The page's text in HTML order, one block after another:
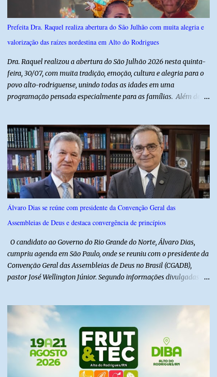
Monsenhor Walfredo Gurgel, em Natal, onde permanece internado
sob cuidados médicos especializados. Segundo informações da
Polícia Militar, a criança é filha de um policial militar. PM reforça
alerta sobre álcool e direção Em nota, a Polícia Militar manifestou
Prefeita Dra. Raquel realiza abertura do São Julhão com muita alegria e
valorização das raízes nordestina em Alto do Rodrigues
Dra. Raquel realizou a abertura do São Julhão 2026 nesta quinta-
feira, 30/07, com muita tradição, emoção, cultura e alegria para o
povo alto-rodriguense, unindo todas as idades em uma
programação pensada especialmente para as famílias. Além de
mostrando o cuidado com o desenvolvimento do alto-rodriguense.
A primeira noite foi marcada por apresentações que
emocionaram o público, contando com as quadrilhas das escolas
municipais Félix Antônio e Walfredo Gurgel, o ritmo contagiante
dos Cangaceiros do Nordeste, a alegria do grupo da Melhor Idade
e o belíssimo espetáculo "Mulheres do Cangaço: o Fiar da
Resistência", do Alto em Cena. Para fechar a noite com muitas
gargalhadas e descontração, o humorista Titela do Ceará garantiu
a alegria de todos. E o melhor de tudo é que a festa continua com
mais dois dias de muita animação, reafirmando o sucesso ...
Álvaro Dias se reúne com presidente da Convenção Geral das
Assembleias de Deus e destaca convergência de princípios
O candidato ao Governo do Rio Grande do Norte, Álvaro Dias,
cumpriu agenda em São Paulo, onde se reuniu com o presidente da
Convenção Geral das Assembleias de Deus no Brasil (CGADB),
pastor José Wellington Júnior. Segundo informações divulgadas
político nacional e estadual. De acordo com a campanha de Álvaro
Dias, o pastor José Wellington Júnior manifestou apoio à
candidatura e ressaltou a importância da participação dos cristãos
no processo democrático, defendendo a valorização de princípios
como a defesa da família, o combate à corrupção, o
enfrentamento às drogas e a proteção da vida. Ainda segundo a